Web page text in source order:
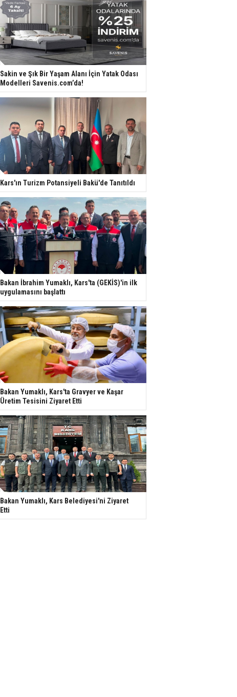
Sakin ve Şık Bir Yaşam Alanı İçin Yatak Odası
Modelleri Savenis.com’da!
Kars'ın Turizm Potansiyeli Bakü'de Tanıtıldı
Bakan İbrahim Yumaklı, Kars'ta (GEKİS)'in ilk
uygulamasını başlattı
Bakan Yumaklı, Kars'ta Gravyer ve Kaşar
Üretim Tesisini Ziyaret Etti
Bakan Yumaklı, Kars Belediyesi'ni Ziyaret
Etti